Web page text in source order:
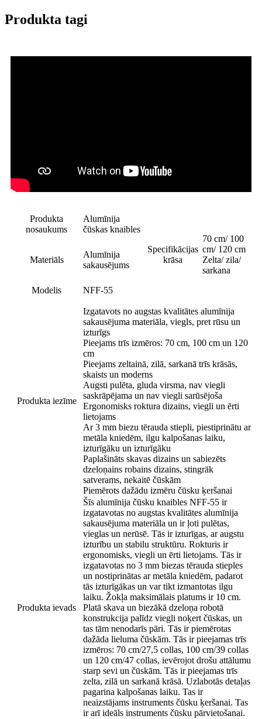
Produkta tagi
Produkta
nosaukums
Alumīnija
čūskas knaibles
Specifikācijas
krāsa
70 cm/ 100
cm/ 120 cm
Zelta/ zila/
sarkana
Materiāls
Alumīnija
sakausējums
Modelis NFF-55
Produkta iezīme
Izgatavots no augstas kvalitātes alumīnija
sakausējuma materiāla, viegls, pret rūsu un
izturīgs
Pieejams trīs izmēros: 70 cm, 100 cm un 120
cm
Pieejams zeltainā, zilā, sarkanā trīs krāsās,
skaists un moderns
Augsti pulēta, gluda virsma, nav viegli
saskrāpējama un nav viegli sarūsējoša
Ergonomisks roktura dizains, viegli un ērti
lietojams
Ar 3 mm biezu tērauda stiepli, piestiprinātu ar
metāla kniedēm, ilgu kalpošanas laiku,
izturīgāku un izturīgāku
Paplašināts skavas dizains un sabiezēts
dzeloņains robains dizains, stingrāk
satverams, nekaitē čūskām
Piemērots dažādu izmēru čūsku ķeršanai
Produkta ievads
Šīs alumīnija čūsku knaibles NFF-55 ir
izgatavotas no augstas kvalitātes alumīnija
sakausējuma materiāla un ir ļoti pulētas,
vieglas un nerūsē. Tās ir izturīgas, ar augstu
izturību un stabilu struktūru. Rokturis ir
ergonomisks, viegli un ērti lietojams. Tās ir
izgatavotas no 3 mm biezas tērauda stieples
un nostiprinātas ar metāla kniedēm, padarot
tās izturīgākas un var tikt izmantotas ilgu
laiku. Žokļa maksimālais platums ir 10 cm.
Platā skava un biezākā dzeloņa robotā
konstrukcija palīdz viegli noķert čūskas, un
tas tām nenodarīs pāri. Tās ir piemērotas
dažāda lieluma čūskām. Tās ir pieejamas trīs
izmēros: 70 cm/27,5 collas, 100 cm/39 collas
un 120 cm/47 collas, ievērojot drošu attālumu
starp sevi un čūskām. Tās ir pieejamas trīs
zelta, zilā un sarkanā krāsā. Uzlabotās detaļas
pagarina kalpošanas laiku. Tas ir
neaizstājams instruments čūsku ķeršanai. Tas
ir arī ideāls instruments čūsku pārvietošanai.